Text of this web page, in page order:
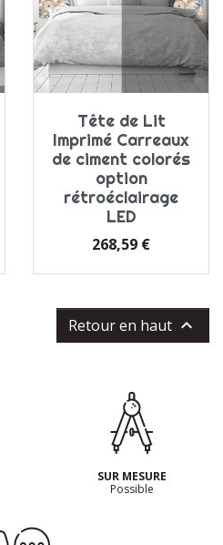
Tête de Lit
Imprimé Carreaux
de ciment colorés
option
rétroéclairage
LED
Prix
268,59 €
Retour en haut 
SUR MESURE
Possible